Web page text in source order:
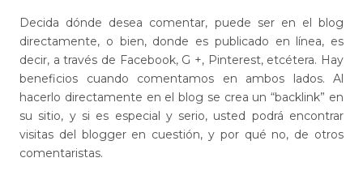
Decida dónde desea comentar, puede ser en el blog
directamente, o bien, donde es publicado en línea, es
decir, a través de Facebook, G +, Pinterest, etcétera. Hay
beneficios cuando comentamos en ambos lados. Al
hacerlo directamente en el blog se crea un “backlink” en
su sitio, y si es especial y serio, usted podrá encontrar
visitas del blogger en cuestión, y por qué no, de otros
comentaristas.